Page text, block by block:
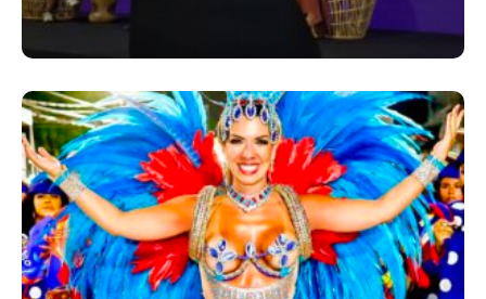
Dani Sant’Anna É Confirmada Como Rainha
De Bateria Da Independentes De Olaria
Para O Carnaval 2027